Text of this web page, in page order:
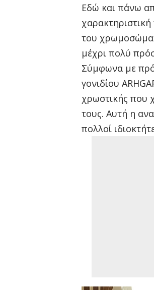
Εδώ και πάνω
του
μέχρι πολύ
Σύμφωνα με
γονιδίου
χρωστικής που
τους. Αυτή η
πολλοί